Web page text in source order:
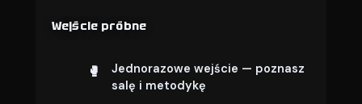
Wejście próbne
Jednorazowe wejście — poznasz
salę i metodykę